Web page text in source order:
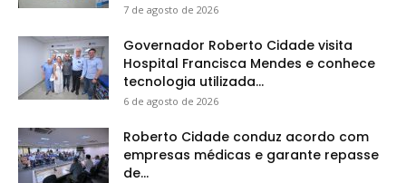
7 de agosto de 2026
Governador Roberto Cidade visita
Hospital Francisca Mendes e conhece
tecnologia utilizada...
6 de agosto de 2026
Roberto Cidade conduz acordo com
empresas médicas e garante repasse
de...